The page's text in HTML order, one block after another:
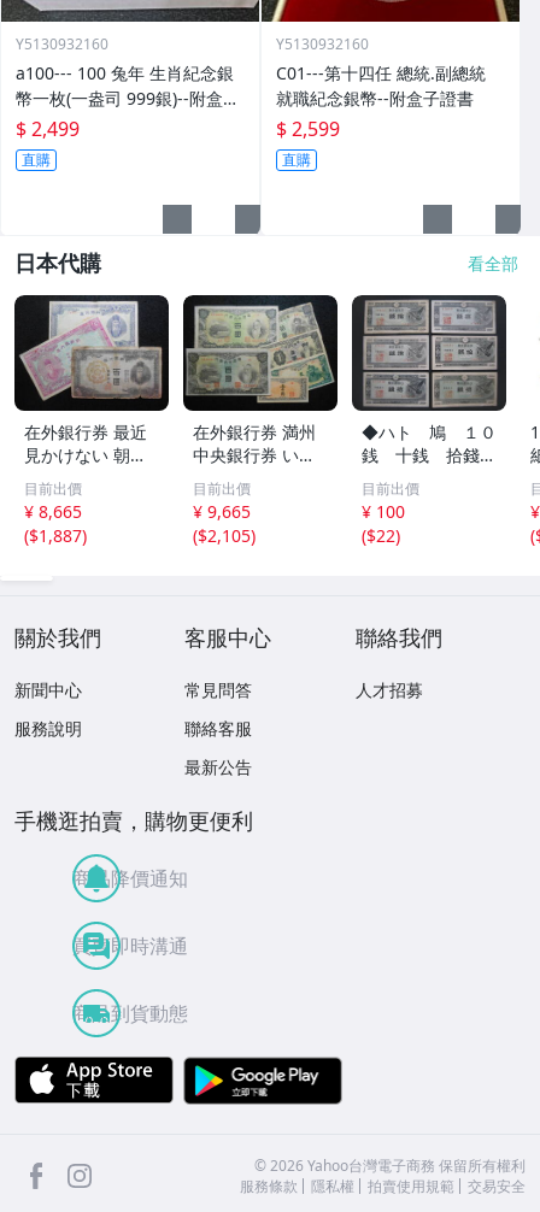
Y5130932160
a100--- 100 兔年 生肖紀念銀
幣一枚(一盎司 999銀)--附盒子.
證書.收據
$ 2,499
直購
Y5130932160
C01---第十四任 總統.副總統
就職紀念銀幣--附盒子證書
$ 2,599
直購
日本代購 看全部
在外銀行券 最近
見かけない 朝丙1
00圓券 などの 朝
鮮銀行券 3枚 K-0
182
目前出價
¥ 8,665
($1,887)
在外銀行券 満州
中央銀行券 いろ
いろと 6枚 上品
有 K-0181
目前出價
¥ 9,665
($2,105)
◆ハト 鳩 １０
銭 十銭 拾錢
６枚 流通品◆
目前出價
¥ 100
($22)
(
關於我們
新聞中心
服務說明
客服中心
常見問答
聯絡客服
最新公告
聯絡我們
人才招募
手機逛拍賣，購物更便利
商品降價通知
買賣即時溝通
商品到貨動態
APP Store
facebook ©2026 Yahoo台灣電子商務 保留所有權利
服務條款
隱私權 拍賣使用規範 交易安全